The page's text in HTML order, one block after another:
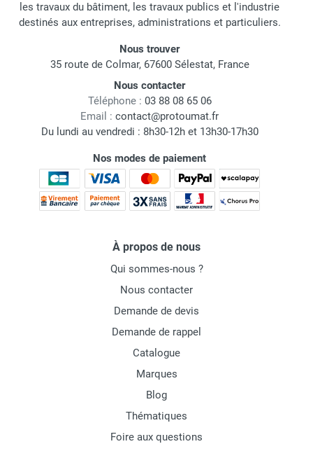
les travaux du bâtiment, les travaux publics et l'industrie
destinés aux entreprises, administrations et particuliers.
Nous trouver
35 route de Colmar, 67600 Sélestat, France
Nous contacter
Téléphone : 03 88 08 65 06
Email : contact@protoumat.fr
Du lundi au vendredi : 8h30-12h et 13h30-17h30
Nos modes de paiement
À propos de nous
Qui sommes-nous ?
Nous contacter
Demande de devis
Demande de rappel
Catalogue
Marques
Blog
Thématiques
Foire aux questions